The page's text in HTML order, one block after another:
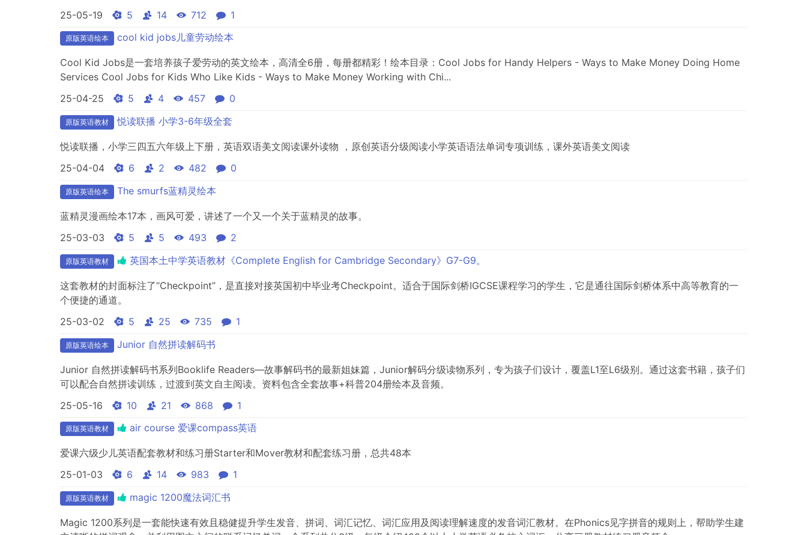
25-05-19
5 14 712 1
原版英语绘本 cool kid jobs儿童劳动绘本
Cool Kid Jobs是一套培养孩子爱劳动的英文绘本，高清全6册，每册都精彩！绘本目录：Cool Jobs for Handy Helpers - Ways to Make Money Doing Home
Services Cool Jobs for Kids Who Like Kids - Ways to Make Money Working with Chi...
25-04-25
5 4 457 0
原版英语教材 悦读联播 小学3-6年级全套
悦读联播，小学三四五六年级上下册，英语双语美文阅读课外读物 ，原创英语分级阅读小学英语语法单词专项训练，课外英语美文阅读
25-04-04
6 2 482 0
原版英语绘本 The smurfs蓝精灵绘本
蓝精灵漫画绘本17本，画风可爱，讲述了一个又一个关于蓝精灵的故事。
25-03-03
5 5 493 2
原版英语教材 英国本土中学英语教材《Complete English for Cambridge Secondary》G7-G9。
这套教材的封面标注了“Checkpoint”，是直接对接英国初中毕业考Checkpoint。适合于国际剑桥IGCSE课程学习的学生，它是通往国际剑桥体系中高等教育的一
个便捷的通道。
25-03-02
5 25 735 1
原版英语绘本 Junior 自然拼读解码书
Junior 自然拼读解码书系列Booklife Readers—故事解码书的最新姐妹篇，Junior解码分级读物系列，专为孩子们设计，覆盖L1至L6级别。通过这套书籍，孩子们
可以配合自然拼读训练，过渡到英文自主阅读。资料包含全套故事+科普204册绘本及音频。
25-05-16
10 21 868 1
原版英语教材 air course 爱课compass英语
爱课六级少儿英语配套教材和练习册Starter和Mover教材和配套练习册，总共48本
25-01-03
6 14 983 1
原版英语教材 magic 1200魔法词汇书
Magic 1200系列是一套能快速有效且稳健提升学生发音、拼词、词汇记忆、词汇应用及阅读理解速度的发音词汇教材。在Phonics见字拼音的规则上，帮助学生建